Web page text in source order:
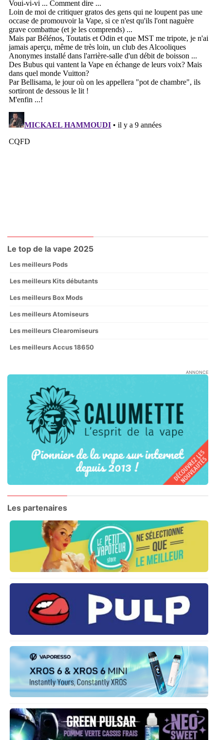
Le top de la vape 2025
Les meilleurs Pods
Les meilleurs Kits débutants
Les meilleurs Box Mods
Les meilleurs Atomiseurs
Les meilleurs Clearomiseurs
Les meilleurs Accus 18650
ANNONCE
Les partenaires